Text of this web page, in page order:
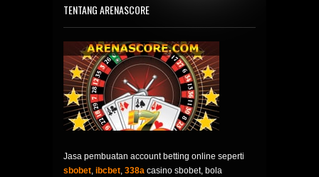
TENTANG ARENASCORE
Jasa pembuatan account betting online seperti
sbobet, ibcbet, 338a casino sbobet, bola